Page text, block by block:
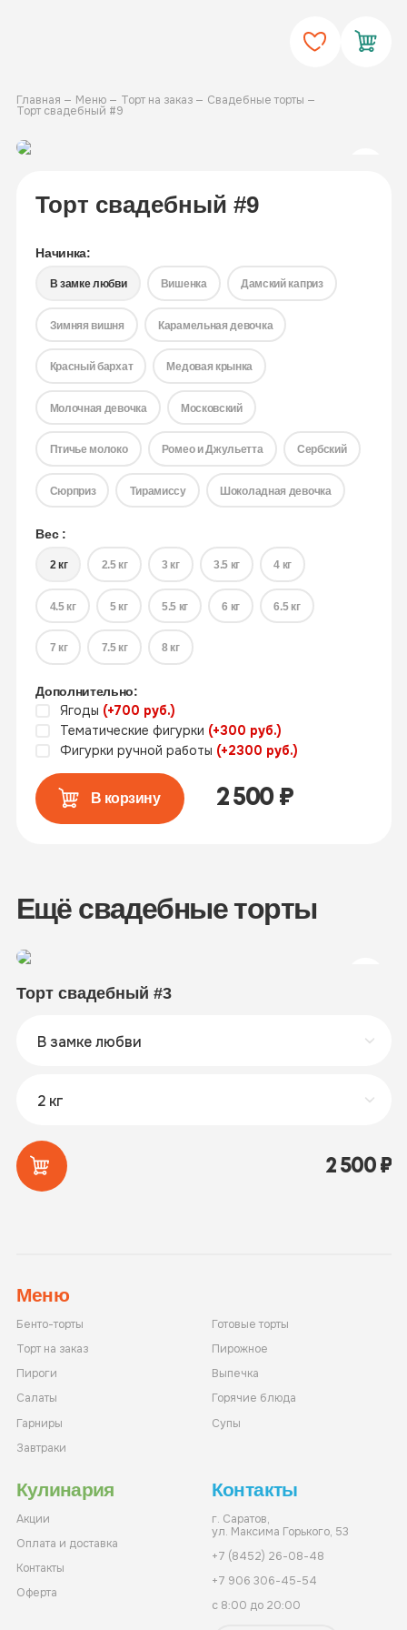
Главная Меню Торт на заказ Свадебные торты
Торт свадебный #9
Торт свадебный #9
Начинка:
В замке любви Вишенка Дамский каприз
Зимняя вишня Карамельная девочка
Красный бархат Медовая крынка
Молочная девочка Московский
Птичье молоко Ромео и Джульетта Сербский
Сюрприз Тирамиссу Шоколадная девочка
Вес :
2 кг 2.5 кг 3 кг 3.5 кг 4 кг
4.5 кг 5 кг 5.5 кг 6 кг 6.5 кг
7 кг 7.5 кг 8 кг
Дополнительно:
Ягоды (+700 руб.)
Тематические фигурки (+300 руб.)
Фигурки ручной работы (+2300 руб.)
В корзину 2 500₽
Ещё свадебные торты
Торт свадебный #3
2 500₽
Меню
Бенто-торты
Готовые торты
Торт на заказ
Пирожное
Пироги
Выпечка
Салаты
Горячие блюда
Гарниры
Супы
Завтраки
Кулинария
Акции
Оплата и доставка
Контакты
Оферта
Контакты
г. Саратов,
ул. Максима Горького, 53
+7 (8452) 26-08-48
+7 906 306-45-54
с 8:00 до 20:00